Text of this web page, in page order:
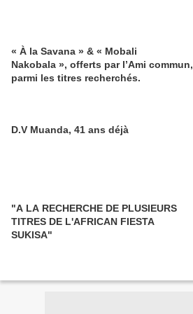
« À la Savana » & « Mobali
Nakobala », offerts par l’Ami commun,
parmi les titres recherchés.
D.V Muanda, 41 ans déjà
"A LA RECHERCHE DE PLUSIEURS
TITRES DE L'AFRICAN FIESTA
SUKISA"